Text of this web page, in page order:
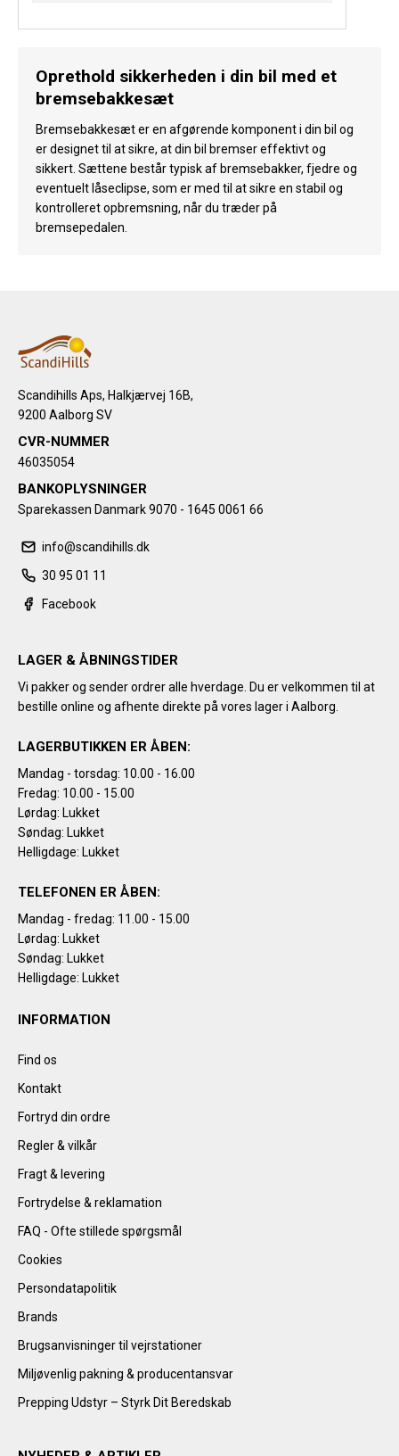
Oprethold sikkerheden i din bil med et
bremsebakkesæt
Bremsebakkesæt er en afgørende komponent i din bil og
er designet til at sikre, at din bil bremser effektivt og
sikkert. Sættene består typisk af bremsebakker, fjedre og
eventuelt låseclipse, som er med til at sikre en stabil og
kontrolleret opbremsning, når du træder på
bremsepedalen.
Scandihills Aps, Halkjærvej 16B,
9200 Aalborg SV
CVR-NUMMER
46035054
BANKOPLYSNINGER
Sparekassen Danmark 9070 - 1645 0061 66
info@scandihills.dk
30 95 01 11
Facebook
LAGER & ÅBNINGSTIDER
Vi pakker og sender ordrer alle hverdage. Du er velkommen til at
bestille online og afhente direkte på vores lager i Aalborg.
LAGERBUTIKKEN ER ÅBEN:
Mandag - torsdag: 10.00 - 16.00
Fredag: 10.00 - 15.00
Lørdag: Lukket
Søndag: Lukket
Helligdage: Lukket
TELEFONEN ER ÅBEN:
Mandag - fredag: 11.00 - 15.00
Lørdag: Lukket
Søndag: Lukket
Helligdage: Lukket
INFORMATION
Find os
Kontakt
Fortryd din ordre
Regler & vilkår
Fragt & levering
Fortrydelse & reklamation
FAQ - Ofte stillede spørgsmål
Cookies
Persondatapolitik
Brands
Brugsanvisninger til vejrstationer
Miljøvenlig pakning & producentansvar
Prepping Udstyr – Styrk Dit Beredskab